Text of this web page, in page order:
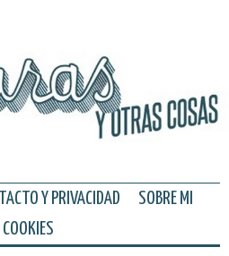
Y PRIVACIDAD
SOBRE MI
COOKIES